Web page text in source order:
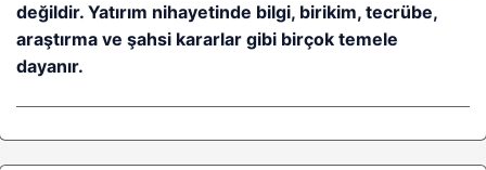
değildir. Yatırım nihayetinde bilgi, birikim, tecrübe,
araştırma ve şahsi kararlar gibi birçok temele
dayanır.